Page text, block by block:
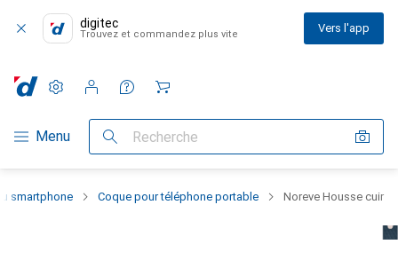
digitec
Trouvez et commandez plus vite Vers l'app
Navigation par catégorie
Menu Recherche
Paramètres
Compte client
Listes de comparaison
Listes d'envies
Panier
smartphone Coque pour téléphone portable Noreve Housse cuir